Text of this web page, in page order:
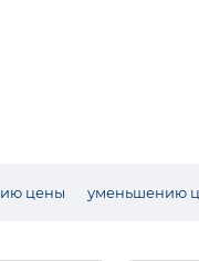
цены уменьшению